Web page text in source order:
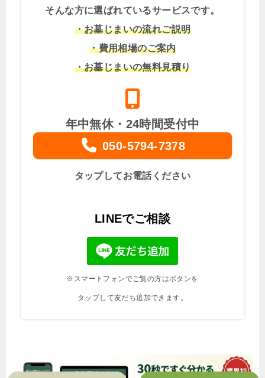
そんな方に選ばれているサービスです。
・お墓じまいの流れご説明
・費用相場のご案内
・お墓じまいの無料見積り
年中無休・24時間受付中
050-5794-7378
タップしてお電話ください
LINEでご相談
※スマートフォンでご覧の方はボタンを
タップして友だち追加できます。